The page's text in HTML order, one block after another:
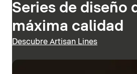
Series de diseño
máxima calidad
Descubre Artisan Lines